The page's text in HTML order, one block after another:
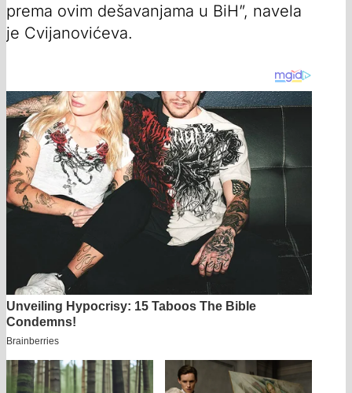
prema ovim dešavanjama u BiH”, navela
je Cvijanovićeva.